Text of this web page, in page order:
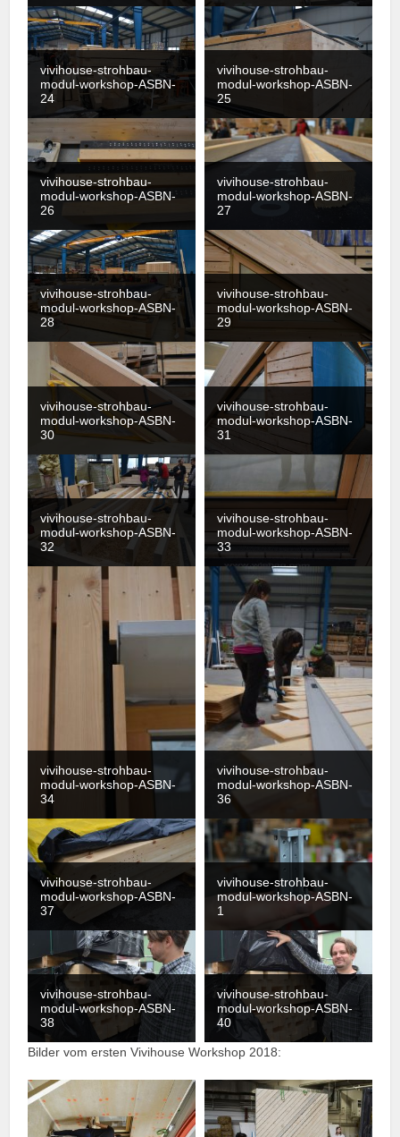
vivihouse-strohbau-
modul-workshop-ASBN-
24
vivihouse-strohbau-
modul-workshop-ASBN-
25
vivihouse-strohbau-
modul-workshop-ASBN-
26
vivihouse-strohbau-
modul-workshop-ASBN-
27
vivihouse-strohbau-
modul-workshop-ASBN-
28
vivihouse-strohbau-
modul-workshop-ASBN-
29
vivihouse-strohbau-
modul-workshop-ASBN-
30
vivihouse-strohbau-
modul-workshop-ASBN-
31
vivihouse-strohbau-
modul-workshop-ASBN-
32
vivihouse-strohbau-
modul-workshop-ASBN-
33
vivihouse-strohbau-
modul-workshop-ASBN-
34
vivihouse-strohbau-
modul-workshop-ASBN-
36
vivihouse-strohbau-
modul-workshop-ASBN-
37
vivihouse-strohbau-
modul-workshop-ASBN-
1
vivihouse-strohbau-
modul-workshop-ASBN-
38
vivihouse-strohbau-
modul-workshop-ASBN-
40
Bilder vom ersten Vivihouse Workshop 2018: